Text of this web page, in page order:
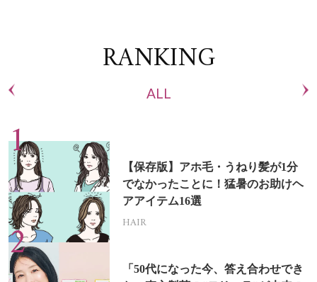
RANKING
ALL
【保存版】アホ毛・うねり髪が1分
でなかったことに！猛暑のお助けヘ
アアイテム16選
HAIR
「50代になった今、答え合わせでき